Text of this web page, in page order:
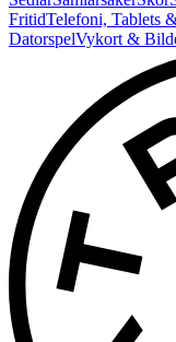
FritidTelefoni, Tablets
DatorspelVykort &